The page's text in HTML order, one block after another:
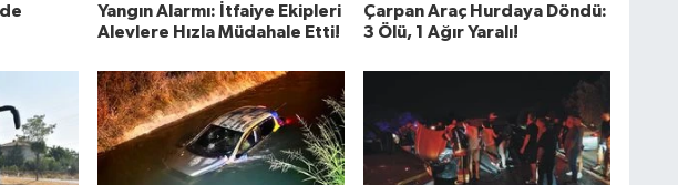
Yangın Alarmı: İtfaiye Ekipleri
Alevlere Hızla Müdahale Etti!
Çarpan Araç Hurdaya Döndü:
3 Ölü, 1 Ağır Yaralı!